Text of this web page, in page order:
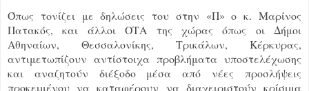
Όπως τονίζει με δηλώσεις του στην «Π» ο κ. Μαρίνος
Πατακός, και άλλοι ΟΤΑ της χώρας όπως οι Δήμοι
Αθηναίων, Θεσσαλονίκης, Τρικάλων, Κέρκυρας,
αντιμετωπίζουν αντίστοιχα προβλήματα υποστελέχωσης
και αναζητούν διέξοδο μέσα από νέες προσλήψεις
προκειμένου να καταφέρουν να διαχειριστούν κρίσιμα